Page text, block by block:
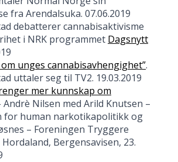
fra Arendalsuka. 07.06.2019
debatterer cannabisaktivisme
i NRK programmet Dagsnytt
unges cannabisavhengighet”.
uttaler seg til TV2. 19.03.2019
mer kunnskap om
Andrè Nilsen med Arild Knutsen –
for human narkotikapolitikk og
– Foreningen Tryggere
Bergensavisen, 23.